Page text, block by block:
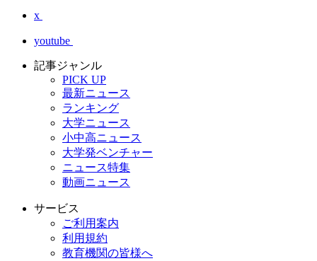
x
youtube
記事ジャンル
PICK UP
最新ニュース
ランキング
大学ニュース
小中高ニュース
大学発ベンチャー
ニュース特集
動画ニュース
サービス
ご利用案内
利用規約
教育機関の皆様へ